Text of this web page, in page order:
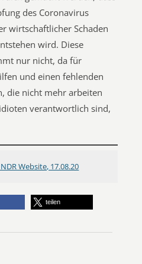
des Coronavirus
wirtschaftlicher Schaden
wird. Diese
nur nicht, da für
und einen fehlenden
die nicht mehr arbeiten
verantwortlich sind,
Website, 17.08.20
teilen